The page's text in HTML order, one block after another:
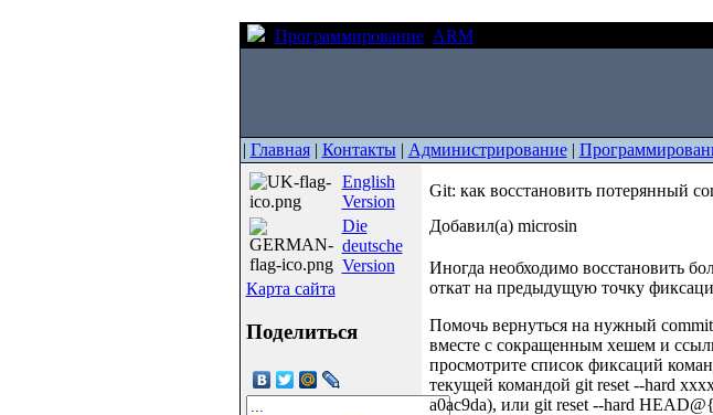
Программирование ARM
| Главная| Контакты| Администрирование|
English
Version
Die
deutsche
Version
Карта сайта
Поделиться
Git: как восстановить потерянный
Добавил(а) microsin
Иногда необходимо восстановить
откат на предыдущую точку
Помочь вернуться на нужный
вместе с сокращенным хешем и
просмотрите список фиксаций
текущей командой git reset --hard
a0ac9da), или git reset --hard